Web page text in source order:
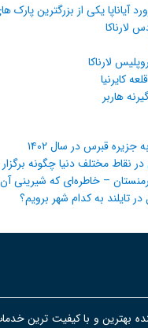
آیاناپا یکی از بزرگترین پارک
لارناکا
لارناکا
کایرنیا
هاربر
جزیره قبرس در سال ۱۴۰۲
نقاط مختلف دنیا چگونه
– خاطره‌ای که شیرینی
تایلند به کدام شهر برویم؟
بهترین و با کیفیت ترین